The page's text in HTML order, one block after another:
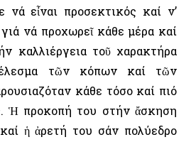
νά εἶναι προσεκτικός καί ν’
νά προχωρεῖ κάθε μέρα καί
καλλιέργεια τοῦ χαρακτήρα
τῶν κόπων καί τῶν
κάθε τόσο καί πιό
Ἡ προκοπή του στήν ἄσκηση
ἡ ἀρετή του σάν πολύεδρο